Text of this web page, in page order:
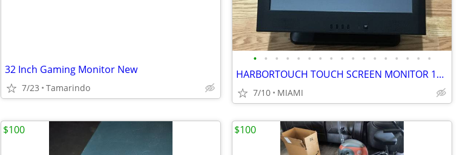
32 Inch Gaming Monitor New
7/23 Tamarindo
• • • • • • • • • • • • • • • • •
HARBORTOUCH TOUCH SCREEN MONITOR 15" KIOSK RETAIL BAR RESTAURANT
7/10 MIAMI
$100 $100